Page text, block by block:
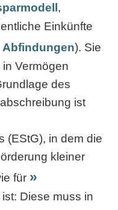
,
Einkünfte
Abfindungen). Sie
Vermögen
des
ist
(EStG), in dem die
kleiner
für
Diese muss in